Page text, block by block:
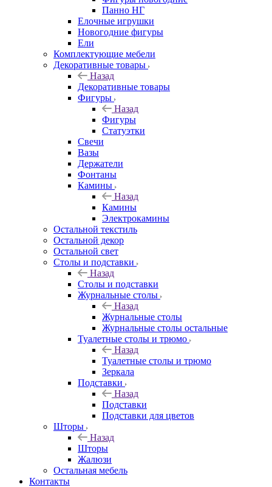
Панно НГ
Елочные игрушки
Новогодние фигуры
Ели
Комплектующие мебели
Декоративные товары
Назад
Декоративные товары
Фигуры
Назад
Фигуры
Статуэтки
Свечи
Вазы
Держатели
Фонтаны
Камины
Назад
Камины
Электрокамины
Остальной текстиль
Остальной декор
Остальной свет
Столы и подставки
Назад
Столы и подставки
Журнальные столы
Назад
Журнальные столы
Журнальные столы остальные
Туалетные столы и трюмо
Назад
Туалетные столы и трюмо
Зеркала
Подставки
Назад
Подставки
Подставки для цветов
Шторы
Назад
Шторы
Жалюзи
Остальная мебель
Контакты